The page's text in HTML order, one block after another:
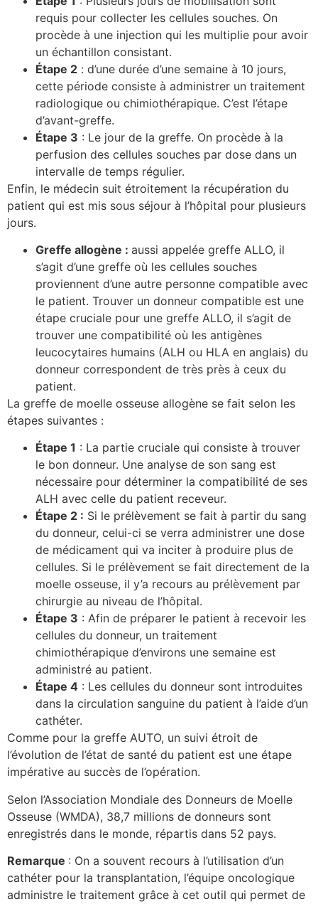
requis pour collecter les cellules souches. On
procède à une injection qui les multiplie pour avoir
un échantillon consistant.
Étape 2 : d’une durée d’une semaine à 10 jours,
cette période consiste à administrer un traitement
radiologique ou chimiothérapique. C’est l’étape
d’avant-greffe.
Étape 3 : Le jour de la greffe. On procède à la
perfusion des cellules souches par dose dans un
intervalle de temps régulier.
Enfin, le médecin suit étroitement la récupération du
patient qui est mis sous séjour à l’hôpital pour plusieurs
jours.
Greffe allogène : aussi appelée greffe ALLO, il
s’agit d’une greffe où les cellules souches
proviennent d’une autre personne compatible avec
le patient. Trouver un donneur compatible est une
étape cruciale pour une greffe ALLO, il s’agit de
trouver une compatibilité où les antigènes
leucocytaires humains (ALH ou HLA en anglais) du
donneur correspondent de très près à ceux du
patient.
La greffe de moelle osseuse allogène se fait selon les
étapes suivantes :
Étape 1 : La partie cruciale qui consiste à trouver
le bon donneur. Une analyse de son sang est
nécessaire pour déterminer la compatibilité de ses
ALH avec celle du patient receveur.
Étape 2 : Si le prélèvement se fait à partir du sang
du donneur, celui-ci se verra administrer une dose
de médicament qui va inciter à produire plus de
cellules. Si le prélèvement se fait directement de la
moelle osseuse, il y’a recours au prélèvement par
chirurgie au niveau de l’hôpital.
Étape 3 : Afin de préparer le patient à recevoir les
cellules du donneur, un traitement
chimiothérapique d’environs une semaine est
administré au patient.
Étape 4 : Les cellules du donneur sont introduites
dans la circulation sanguine du patient à l’aide d’un
cathéter.
Comme pour la greffe AUTO, un suivi étroit de
l’évolution de l’état de santé du patient est une étape
impérative au succès de l’opération.
Selon l’Association Mondiale des Donneurs de Moelle
Osseuse (WMDA), 38,7 millions de donneurs sont
enregistrés dans le monde, répartis dans 52 pays.
Remarque : On a souvent recours à l’utilisation d’un
cathéter pour la transplantation, l’équipe oncologique
administre le traitement grâce à cet outil qui permet de